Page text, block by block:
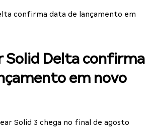
confirma data de lançamento em
Solid Delta confirma
em novo
Solid 3 chega no final de agosto